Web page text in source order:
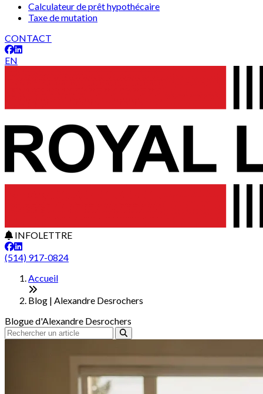
Calculateur de prêt hypothécaire
Taxe de mutation
CONTACT
EN
INFOLETTRE
(514) 917-0824
Accueil
Blog | Alexandre Desrochers
Blogue d'Alexandre Desrochers